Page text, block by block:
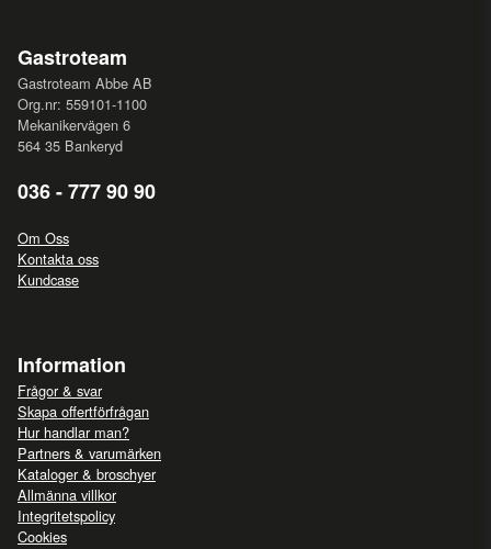
Gastroteam
Gastroteam Abbe AB
Org.nr: 559101-1100
Mekanikervägen 6
564 35 Bankeryd
036 - 777 90 90
Om Oss
Kontakta oss
Kundcase
Information
Frågor & svar
Skapa offertförfrågan
Hur handlar man?
Partners & varumärken
Kataloger & broschyer
Allmänna villkor
Integritetspolicy
Cookies